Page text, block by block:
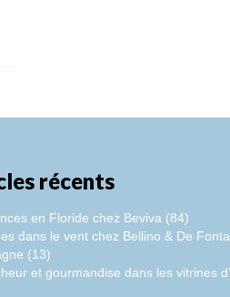
récents
en Floride chez Beviva (84)
dans le vent chez Bellino & De
(13)
et gourmandise dans les vitrines